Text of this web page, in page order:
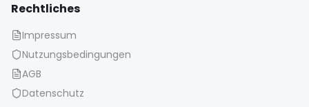
Rechtliches
Impressum
Nutzungsbedingungen
AGB
Datenschutz